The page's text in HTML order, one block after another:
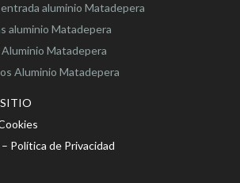
aluminio Matadepera
aluminio Matadepera
Matadepera
Aluminio Matadepera
Política de Privacidad